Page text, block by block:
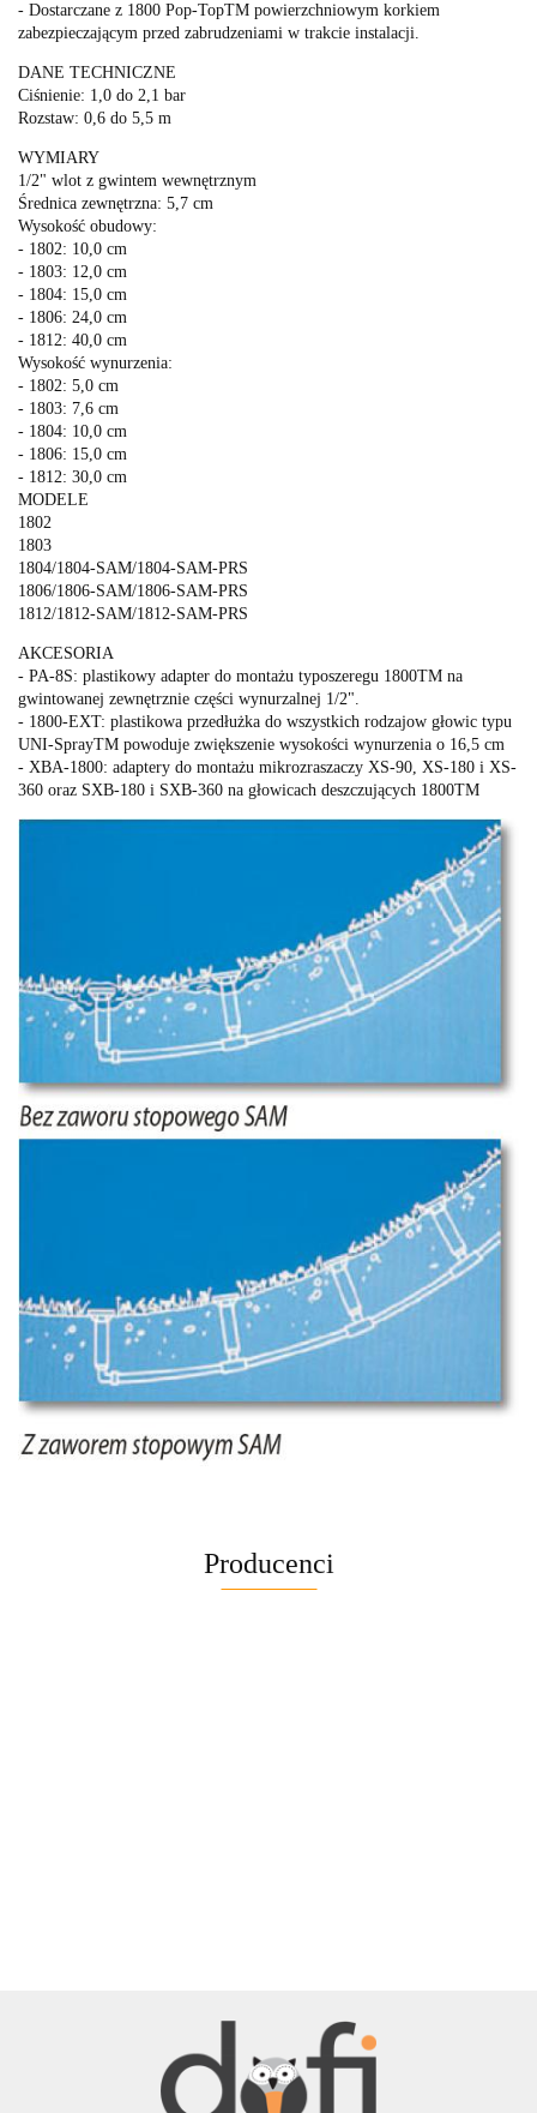
- Dostarczane z 1800 Pop-TopTM powierzchniowym korkiem
zabezpieczającym przed zabrudzeniami w trakcie instalacji.
DANE TECHNICZNE
Ciśnienie: 1,0 do 2,1 bar
Rozstaw: 0,6 do 5,5 m
WYMIARY
1/2" wlot z gwintem wewnętrznym
Średnica zewnętrzna: 5,7 cm
Wysokość obudowy:
- 1802: 10,0 cm
- 1803: 12,0 cm
- 1804: 15,0 cm
- 1806: 24,0 cm
- 1812: 40,0 cm
Wysokość wynurzenia:
- 1802: 5,0 cm
- 1803: 7,6 cm
- 1804: 10,0 cm
- 1806: 15,0 cm
- 1812: 30,0 cm
MODELE
1802
1803
1804/1804-SAM/1804-SAM-PRS
1806/1806-SAM/1806-SAM-PRS
1812/1812-SAM/1812-SAM-PRS
AKCESORIA
- PA-8S: plastikowy adapter do montażu typoszeregu 1800TM na
gwintowanej zewnętrznie części wynurzalnej 1/2".
- 1800-EXT: plastikowa przedłużka do wszystkich rodzajow głowic typu
UNI-SprayTM powoduje zwiększenie wysokości wynurzenia o 16,5 cm
- XBA-1800: adaptery do montażu mikrozraszaczy XS-90, XS-180 i XS-
360 oraz SXB-180 i SXB-360 na głowicach deszczujących 1800TM
Producenci
BENASSI/GALGI